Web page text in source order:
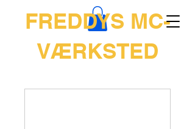
FREDDYS MC-
VÆRKSTED